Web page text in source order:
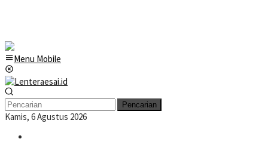
Menu Mobile
Pencarian
Kamis, 6 Agustus 2026